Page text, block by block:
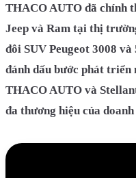
THACO AUTO đã chính
Jeep và Ram tại thị
đôi SUV Peugeot 3008
đánh dấu bước phát triển
THACO AUTO và
đa thương hiệu của